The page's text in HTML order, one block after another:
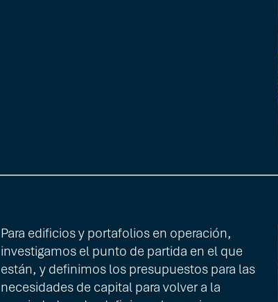
Para edificios y portafolios en operación,
investigamos el punto de partida en el que
están, y definimos los presupuestos para las
necesidades de capital para volver a la